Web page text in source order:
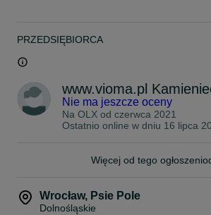
PRZEDSIĘBIORCA
www.vioma.pl
Nie ma jeszcze oceny
Na OLX od czerwca 2021
Ostatnio online w dniu 16 lipca
Więcej od tego
Wrocław, Psie Pole
Dolnośląskie